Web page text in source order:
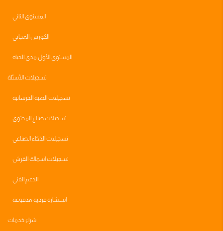
المستوى الثاني
الكورس المجاني
المستوى الأول مدى الحياه
تسجيلات الأسئلة
تسجيلات الصبة الخرسانية
تسجيلات صناع المحتوى
تسجيلات الذكاء الصناعي
تسجيلات اسماك القرش
الدعم الفني
استشاره فرديه مدفوعة
شراء خدمات